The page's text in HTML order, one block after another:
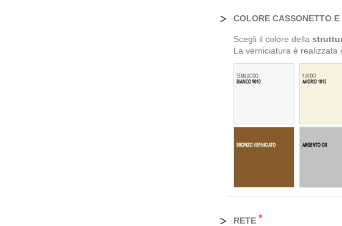
COLORE CASSONETTO E
Scegli il colore della
La verniciatura è realizzata
RETE *